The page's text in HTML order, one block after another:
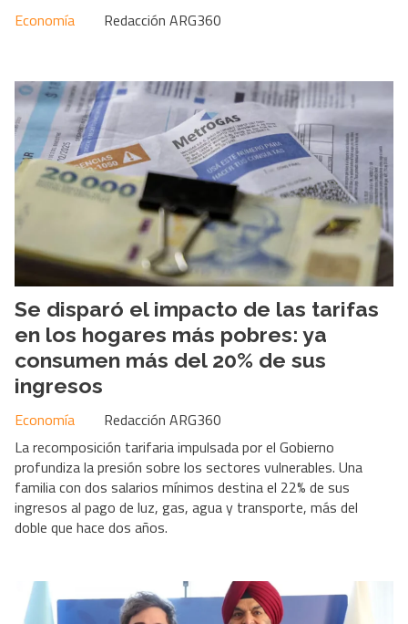
Redacción ARG360
Economía
Se disparó el impacto de las tarifas
en los hogares más pobres: ya
consumen más del 20% de sus
ingresos
Redacción ARG360
Economía
La recomposición tarifaria impulsada por el Gobierno
profundiza la presión sobre los sectores vulnerables. Una
familia con dos salarios mínimos destina el 22% de sus
ingresos al pago de luz, gas, agua y transporte, más del
doble que hace dos años.